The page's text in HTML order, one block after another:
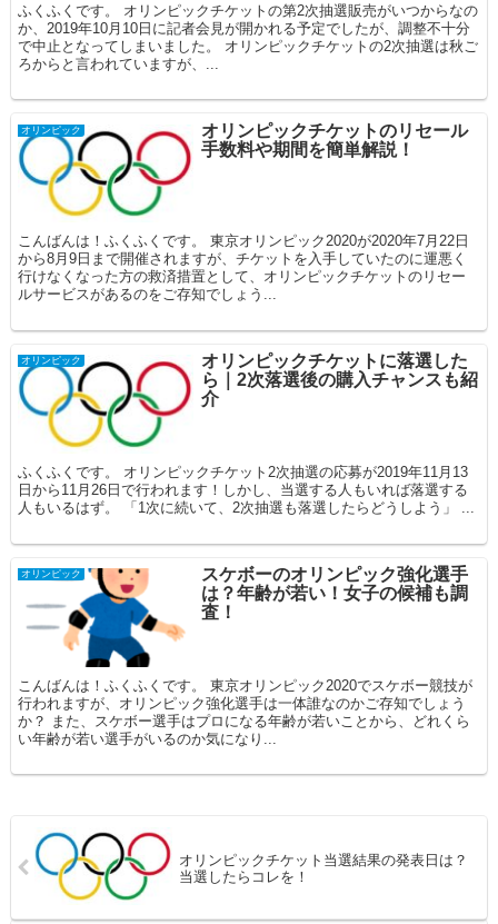
ふくふくです。 オリンピックチケットの第2次抽選販売がいつからなの
か、2019年10月10日に記者会見が開かれる予定でしたが、調整不十分
で中止となってしまいました。 オリンピックチケットの2次抽選は秋ご
ろからと言われていますが、...
オリンピック
オリンピックチケットのリセール
手数料や期間を簡単解説！
こんばんは！ふくふくです。 東京オリンピック2020が2020年7月22日
から8月9日まで開催されますが、チケットを入手していたのに運悪く
行けなくなった方の救済措置として、オリンピックチケットのリセー
ルサービスがあるのをご存知でしょう...
オリンピック
オリンピックチケットに落選した
ら｜2次落選後の購入チャンスも紹
介
ふくふくです。 オリンピックチケット2次抽選の応募が2019年11月13
日から11月26日で行われます！しかし、当選する人もいれば落選する
人もいるはず。 「1次に続いて、2次抽選も落選したらどうしよう」 ...
オリンピック
スケボーのオリンピック強化選手
は？年齢が若い！女子の候補も調
査！
こんばんは！ふくふくです。 東京オリンピック2020でスケボー競技が
行われますが、オリンピック強化選手は一体誰なのかご存知でしょう
か？ また、スケボー選手はプロになる年齢が若いことから、どれくら
い年齢が若い選手がいるのか気になり...
オリンピックチケット当選結果の発表日は？
当選したらコレを！